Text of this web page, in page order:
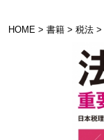
HOME> 書籍> 税法>